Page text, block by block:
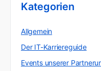
Kategorien
Allgemein
Der IT-Karriereguide
Events unserer